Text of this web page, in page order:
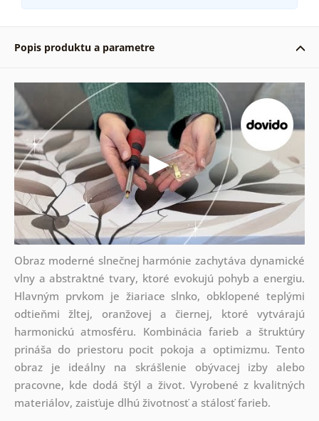
Popis produktu a parametre
Obraz moderné slnečnej harmónie zachytáva dynamické
vlny a abstraktné tvary, ktoré evokujú pohyb a energiu.
Hlavným prvkom je žiariace slnko, obklopené teplými
odtieňmi žltej, oranžovej a čiernej, ktoré vytvárajú
harmonickú atmosféru. Kombinácia farieb a štruktúry
prináša do priestoru pocit pokoja a optimizmu. Tento
obraz je ideálny na skrášlenie obývacej izby alebo
pracovne, kde dodá štýl a život. Vyrobené z kvalitných
materiálov, zaisťuje dlhú životnosť a stálosť farieb.